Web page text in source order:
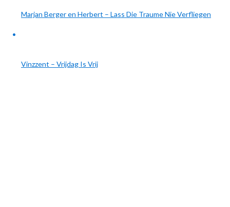
Marjan Berger en Herbert – Lass Die Traume Nie Verfliegen
Vinzzent – Vrijdag Is Vrij